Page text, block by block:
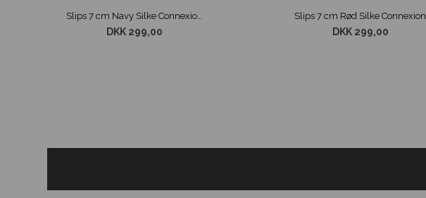
Slips 7 cm Navy Silke Connexion
DKK 299,00
Slips 7 cm Rød Silke Connexion
DKK 299,00